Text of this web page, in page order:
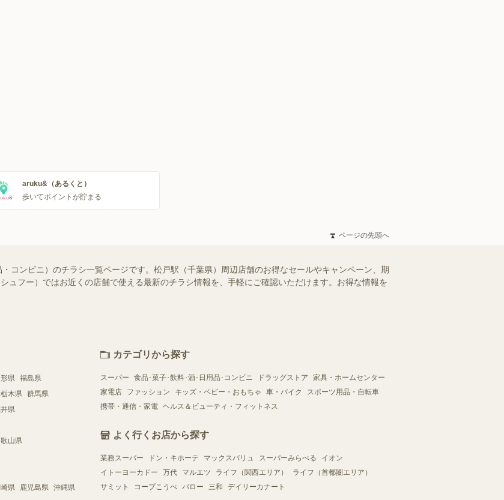
aruku&（あるくと）
歩いてポイントが貯まる
ページの先頭へ
コンビニ）のチラシ一覧ページです。松戸駅（千葉県）周辺店舗のお得なセールやキャンペーン、期
ュフー）ではお近くの店舗で使える最新のチラシ情報を、手軽にご確認いただけます。お得な情報を
県 福島県
栃木県 群馬県
県
山県
県 鹿児島県 沖縄県
カテゴリから探す
スーパー 食品･菓子･飲料･酒･日用品･コンビニ ドラッグストア
家具・ホームセンター
家電店
ファッション キッズ・ベビー・おもちゃ 車・バイク
スポーツ用品・自転車
携帯・通信・家電 ヘルス＆ビューティ・フィットネス
よく行くお店から探す
業務スーパー ドン・キホーテ マックスバリュ スーパーみらべる
イオン
イトーヨーカドー
万代 マルエツ ライフ（関西エリア）
ライフ（首都圏エリア）
サミット
コープこうべ バロー 三和 デイリーカナート